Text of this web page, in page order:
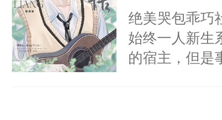
不出去啊
嘴硬心软、宠
他才发现：他
氓，本体是全
来想逗逗人类
绝美哭包乖巧
始终一人新生
的宿主，但